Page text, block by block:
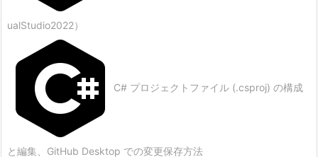
ualStudio2022）
C# プロジェクトファイル (.csproj) の構成
と編集、GitHub Desktop での変更保存方法